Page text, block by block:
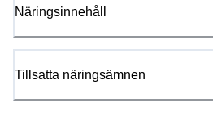
Näringsinnehåll
Tillsatta näringsämnen